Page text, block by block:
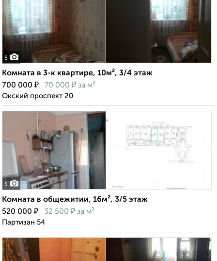
5
Комната в 3-к квартире, 10м², 3/4 этаж
700 000 ₽ 70 000 ₽ за м²
Окский проспект 20
5
Комната в общежитии, 16м², 3/5 этаж
520 000 ₽ 32 500 ₽ за м²
Партизан 54